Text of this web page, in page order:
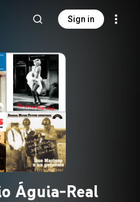
Sign in
Águia-Real